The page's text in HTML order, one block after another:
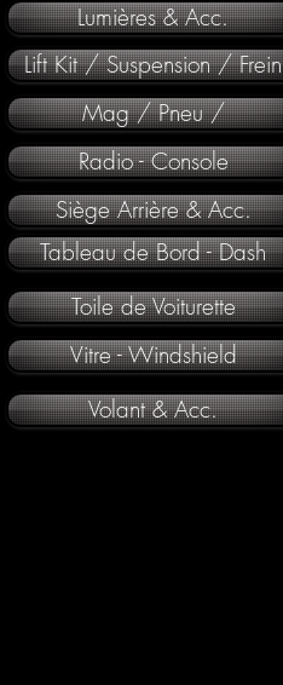
Lumières & Acc.
Lift Kit / Suspension / Frein
Mag / Pneu /
Radio - Console
Siège Arrière & Acc.
Tableau de Bord - Dash
Toile de Voiturette
Vitre - Windshield
Volant & Acc.